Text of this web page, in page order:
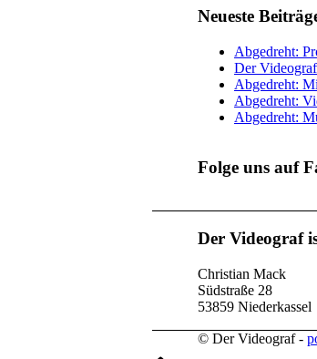
Neueste
Abgedreht:
Der
Abgedreht:
Abgedreht:
Abgedreht:
Folge uns auf
Der Videograf
Christian Mack
Südstraße 28
53859 Niederkassel
© Der Videograf -